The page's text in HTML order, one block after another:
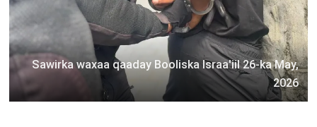
Sawirka waxaa qaaday Booliska Israa'iil 26-ka May,
2026